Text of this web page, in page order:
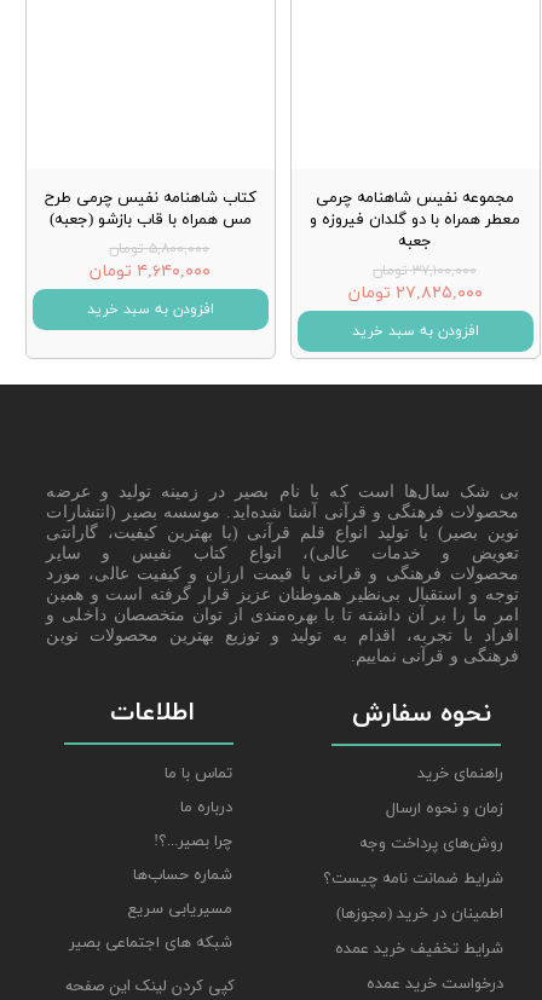
مجموعه نفیس شاهنامه چرمی
معطر همراه با دو گلدان فیروزه و
جعبه
۳۷,۱۰۰,۰۰۰ تومان
۲۷,۸۲۵,۰۰۰ تومان
افزودن به سبد خرید
کتاب شاهنامه نفیس چرمی طرح
مس همراه با قاب بازشو (جعبه)
۵,۸۰۰,۰۰۰ تومان
۴,۶۴۰,۰۰۰ تومان
افزودن به سبد خرید
نحوه سفارش
راهنمای خرید
زمان و نحوه ارسال
روش‌های پرداخت وجه
شرایط ضمانت نامه چیست؟
اطمینان در خرید (مجوزها)
شرایط تخفیف خرید عمده
درخواست خرید عمده
اطلاعات
تماس با ما
درباره ما
چرا بصیر...؟!
شماره حساب‌ها
مسیریابی سریع
شبکه های اجتماعی بصیر
بی شک سال‌ها است که با نام بصیر در زمینه تولید و عرضه
محصولات فرهنگی و قرآنی آشنا شده‌اید. موسسه بصیر (انتشارات
نوین بصیر) با تولید انواع قلم قرآنی (با بهترین کیفیت، گارانتی
تعویض و خدمات عالی)، انواع کتاب نفیس و سایر
محصولات فرهنگی و قرانی با قیمت ارزان و کیفیت عالی، مورد
توجه و استقبال بی‌نظیر هموطنان عزیز قرار گرفته است و همین
امر ما را بر آن داشته تا با بهره‌مندی از توان متخصصان داخلی و
افراد با تجربه، اقدام به تولید و توزیع بهترین محصولات نوین
فرهنگی و قرآنی نماییم.
کپی کردن لینک این صفحه